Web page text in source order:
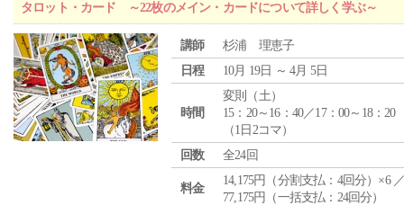
タロット・カード ～22枚のメイン・カードについて詳しく学ぶ～
講師
杉浦 理恵子
日程
10月 19日 ～ 4月 5日
時間
変則（土）
15：20～16：40／17：00～18：20
（1日2コマ）
回数
全24回
料金
14,175円（分割支払：4回分）×6
77,175円（一括支払：24回分）